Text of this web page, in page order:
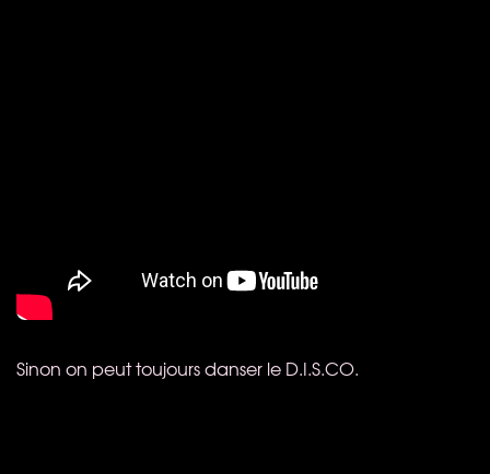
Sinon on peut toujours danser le D.I.S.CO.